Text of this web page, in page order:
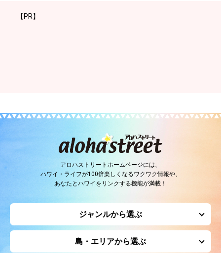
【PR】
アロハストリートホームページには、
ハワイ・ライフが100倍楽しくなるワクワク情報や、
あなたとハワイをリンクする機能が満載！
ジャンルから選ぶ
島・エリアから選ぶ